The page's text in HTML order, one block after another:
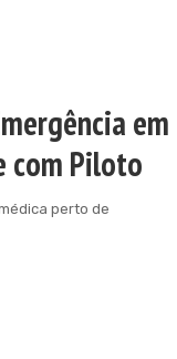
em
com Piloto
perto de